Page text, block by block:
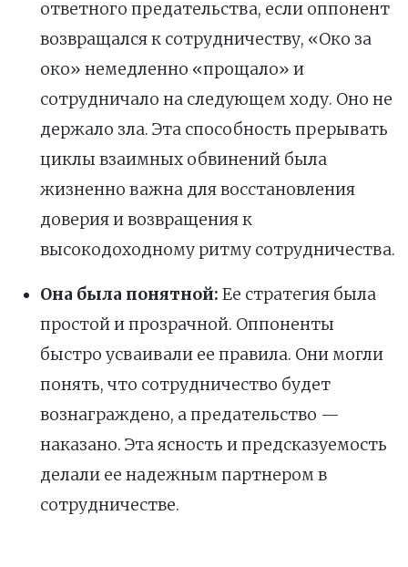
ответного предательства, если оппонент
возвращался к сотрудничеству, «Око за
око» немедленно «прощало» и
сотрудничало на следующем ходу. Оно не
держало зла. Эта способность прерывать
циклы взаимных обвинений была
жизненно важна для восстановления
доверия и возвращения к
высокодоходному ритму сотрудничества.
Она была понятной: Ее стратегия была
простой и прозрачной. Оппоненты
быстро усваивали ее правила. Они могли
понять, что сотрудничество будет
вознаграждено, а предательство —
наказано. Эта ясность и предсказуемость
делали ее надежным партнером в
сотрудничестве.